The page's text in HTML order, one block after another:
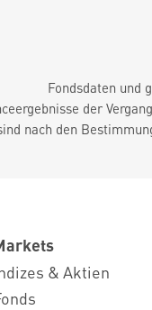
Fondsdaten und
der
nach den
& Aktien